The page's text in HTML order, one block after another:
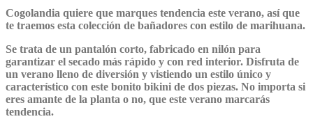
Cogolandia quiere que marques tendencia este verano, así que
te traemos esta colección de bañadores con estilo de marihuana.
Se trata de un pantalón corto, fabricado en nilón para
garantizar el secado más rápido y con red interior. Disfruta de
un verano lleno de diversión y vistiendo un estilo único y
característico con este bonito bikini de dos piezas. No importa si
eres amante de la planta o no, que este verano marcarás
tendencia.